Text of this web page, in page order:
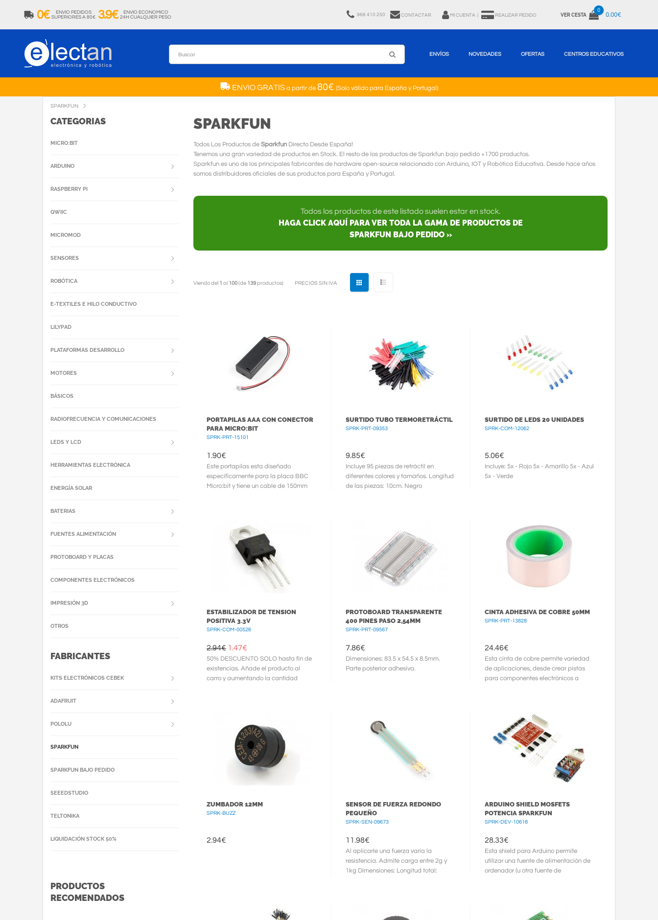
0€
ENVIO PEDIDOS
SUPERIORES A 80€ 3.9€
ENVIO ECONOMICO
24H CUALQUIER PESO
966 410 250 CONTACTAR MI CUENTA REALIZAR PEDIDO VER CESTA
0
0.00€
ENVÍOS NOVEDADES OFERTAS CENTROS EDUCATIVOS
ENVIO GRATISa partir de 80€ (Solo válido para España y Portugal)
SPARKFUN
SPARKFUN
Todos Los Productos de Sparkfun Directo Desde España!
Tenemos una gran variedad de productos en Stock. El resto de los productos de Sparkfun bajo pedido +1700 productos.
Sparkfun es uno de los principales fabricantes de hardware open-source relacionado con Arduino, IOT y Robótica Educativa. Desde hace años
somos distribuidores oficiales de sus productos para España y Portugal.
Todos los productos de este listado suelen estar en stock.
HAGA CLICK AQUÍ PARA VER TODA LA GAMA DE PRODUCTOS DE
SPARKFUN BAJO PEDIDO »
Viendo del 1 al 100(de 139productos) PRECIOS SIN IVA
PORTAPILAS AAA CON CONECTOR
PARA MICRO:BIT
SPRK-PRT-15101
1.90€
Este portapilas esta diseñado
específicamente para la placa BBC
Micro:bit y tiene un cable de 150mm
SURTIDO TUBO TERMORETRÁCTIL
SPRK-PRT-09353
9.85€
Incluye 95 piezas de retráctil en
diferentes colores y tamaños. Longitud
de las piezas: 10cm. Negro
SURTIDO DE LEDS 20 UNIDADES
SPRK-COM-12062
5.06€
Incluye: 5x - Rojo 5x - Amarillo 5x - Azul
5x - Verde
ESTABILIZADOR DE TENSION
POSITIVA 3.3V
SPRK-COM-00526
2.94€ 1.47€
50% DESCUENTO SOLO hasta fin de
existencias. Añade el producto al
carro y aumentando la cantidad
PROTOBOARD TRANSPARENTE
400 PINES PASO 2,54MM
SPRK-PRT-09567
7.86€
Dimensiones: 83.5 x 54.5 x 8.5mm.
Parte posterior adhesiva.
CINTA ADHESIVA DE COBRE 50MM
SPRK-PRT-13828
24.46€
Esta cinta de cobre permite variedad
de aplicaciones, desde crear pistas
para componentes electrónicos a
ZUMBADOR 12MM
SPRK-BUZZ
2.94€
SENSOR DE FUERZA REDONDO
PEQUEÑO
SPRK-SEN-09673
11.98€
Al aplicarle una fuerza varía la
resistencia. Admite carga entre 2g y
1kg Dimensiones: Longitud total:
ARDUINO SHIELD MOSFETS
POTENCIA SPARKFUN
SPRK-DEV-10618
28.33€
Esta shield para Arduino permite
utilizar una fuente de alimentación de
ordenador (u otra fuente de
CATEGORIAS
MICRO:BIT
ARDUINO
RASPBERRY PI
QWIIC
MICROMOD
SENSORES
ROBÓTICA
E-TEXTILES E HILO CONDUCTIVO
LILYPAD
PLATAFORMAS DESARROLLO
MOTORES
BÁSICOS
RADIOFRECUENCIA Y COMUNICACIONES
LEDS Y LCD
HERRAMIENTAS ELECTRÓNICA
ENERGÍA SOLAR
BATERIAS
FUENTES ALIMENTACIÓN
PROTOBOARD Y PLACAS
COMPONENTES ELECTRÓNICOS
IMPRESIÓN 3D
OTROS
FABRICANTES
KITS ELECTRÓNICOS CEBEK
ADAFRUIT
POLOLU
SPARKFUN
SPARKFUN BAJO PEDIDO
SEEEDSTUDIO
TELTONIKA
LIQUIDACIÓN STOCK 50%
PRODUCTOS
RECOMENDADOS